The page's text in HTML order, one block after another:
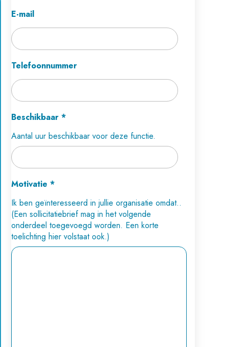
E-mail
Telefoonnummer
Beschikbaar *
Aantal uur beschikbaar voor deze functie.
Motivatie *
Ik ben geïnteresseerd in jullie organisatie omdat..
(Een sollicitatiebrief mag in het volgende
onderdeel toegevoegd worden. Een korte
toelichting hier volstaat ook.)